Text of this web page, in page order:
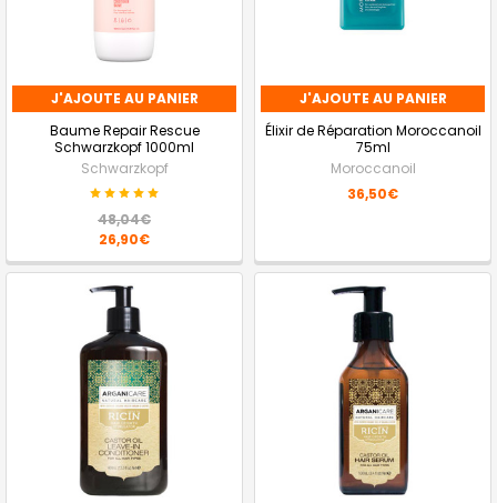
J'AJOUTE AU PANIER
Baume Repair Rescue
Schwarzkopf 1000ml
Schwarzkopf
48,04€
26,90€
J'AJOUTE AU PANIER
Élixir de Réparation Moroccanoil
75ml
Moroccanoil
36,50€